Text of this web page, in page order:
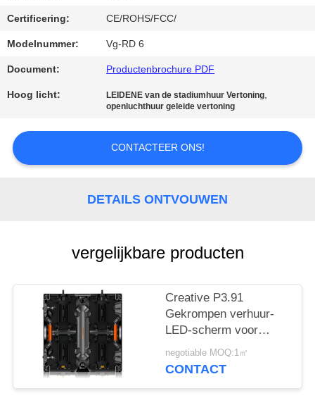
ONS
OP
NIEUWS
VRAAG
EEN
POLICY
Certificering: CE/ROHS/FCC/
Modelnummer: Vg-RD 6
Document: Productenbrochure PDF
Hoog licht: LEIDENE van de stadiumhuur Vertoning,
openluchthuur geleide vertoning
CONTACTEER ONS!
DETAILS ONTVOUWEN
vergelijkbare producten
Creative P3.91
Gekrompen verhuur-
LED-scherm voor
evenementen,
uitzending en reclame
negotiable MOQ:1㎡
CONTACT